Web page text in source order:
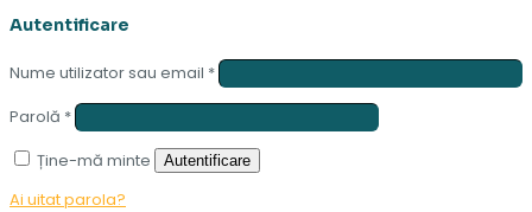
Autentificare
Nume utilizator sau email *
Parolă *
Ține-mă minte
Autentificare
Ai uitat parola?